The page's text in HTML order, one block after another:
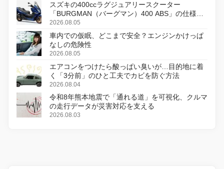
スズキの400ccラグジュアリースクーター
「BURGMAN（バーグマン）400 ABS」の仕様を
変更し、8月18日に発売
2026.08.05
車内での仮眠、どこまで安全？エンジンかけっぱ
なしの危険性
2026.08.05
エアコンをつけたら酸っぱい臭いが…目的地に着
く「3分前」のひと工夫でカビを防ぐ方法
2026.08.04
令和8年熊本地震で「通れる道」を可視化、クルマ
の走行データが災害対応を支える
2026.08.03